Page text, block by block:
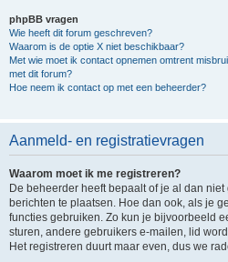
phpBB vragen
Wie heeft dit forum geschreven?
Waarom is de optie X niet beschikbaar?
Met wie moet ik contact opnemen omtrent
met dit forum?
Hoe neem ik contact op met een beheerder?
Aanmeld- en registratievragen
Waarom moet ik me registreren?
De beheerder heeft bepaalt of je al dan
berichten te plaatsen. Hoe dan ook, als je
functies gebruiken. Zo kun je bijvoorbeeld
sturen, andere gebruikers e-mailen, lid
Het registreren duurt maar even, dus we